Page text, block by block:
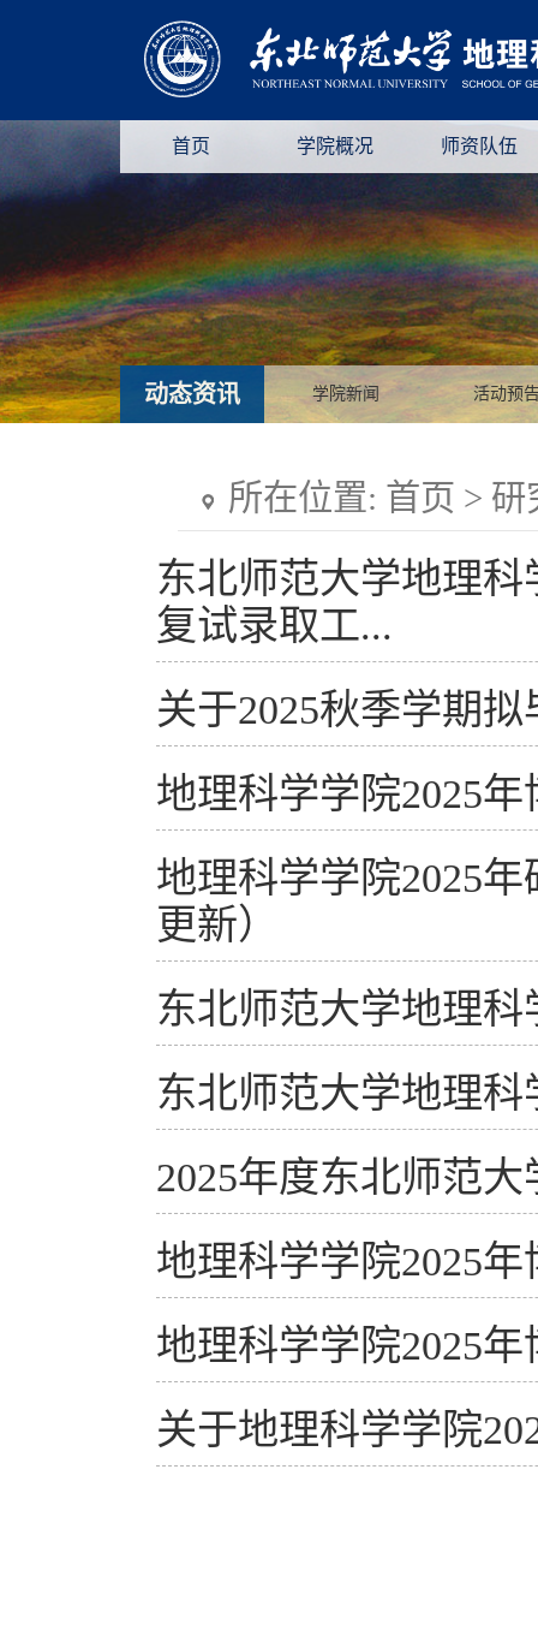
首页 学院概况 师资队伍
动态资讯 学院新闻 活动预
所在位置: 首页 > 研
东北师范大学地理
复试录取工...
关于2025秋季学期
地理科学学院2025
地理科学学院2025
更新）
东北师范大学地理
东北师范大学地理
2025年度东北师范
地理科学学院2025
地理科学学院2025
关于地理科学学院